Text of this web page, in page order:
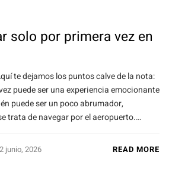
solo por primera vez en
te dejamos los puntos calve de la nota:
puede ser una experiencia emocionante
puede ser un poco abrumador,
trata de navegar por el aeropuerto.…
2 junio, 2026 READ MORE